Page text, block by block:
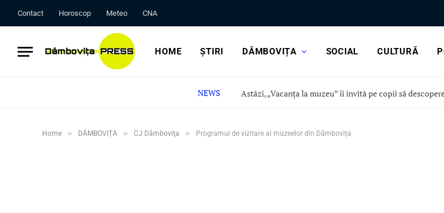
Contact Horoscop Meteo CNA
HOME ȘTIRI DÂMBOVIȚA SOCIAL CULTURĂ
NEWS
Home » DÂMBOVIȚA » CJ Dâmboviţa » Programul de vizitare al muzeelor din Dâmbovița